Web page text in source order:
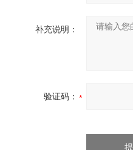
补充说明：
验证码：